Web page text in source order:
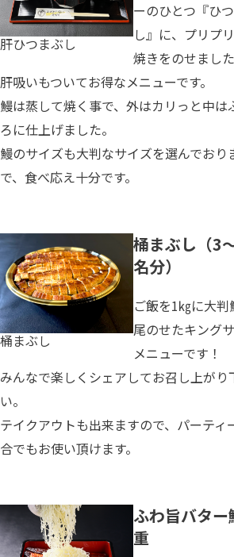
肝ひつまぶし
ーのひとつ『ひ
し』に、プリプ
焼きをのせました
肝吸いもついてお得なメニューです。
鰻は蒸して焼く事で、外はカリっと中は
ろに仕上げました。
鰻のサイズも大判なサイズを選んでおり
で、食べ応え十分です。
桶まぶし
桶まぶし（3
名分）
ご飯を1㎏に大判
尾のせたキング
メニューです！
みんなで楽しくシェアしてお召し上がり
い。
テイクアウトも出来ますので、パーティ
合でもお使い頂けます。
ふわ旨バター
重